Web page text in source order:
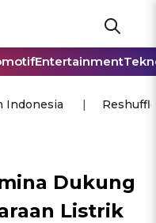
Entertainment
Indonesia
Dukung
Listrik